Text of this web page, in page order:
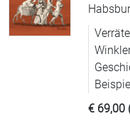
€ 69,00